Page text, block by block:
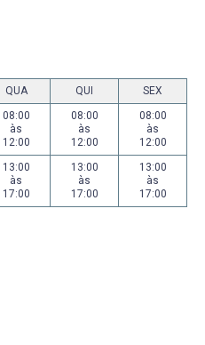
QUA QUI
SEX
08:00
às
12:00
08:00
às
12:00
08:00
às
12:00
13:00
às
17:00
13:00
às
17:00
13:00
às
17:00